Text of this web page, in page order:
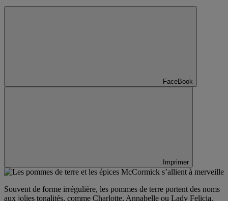
FaceBook
Imprimer
Souvent de forme irrégulière, les pommes de terre portent des noms
aux jolies tonalités, comme Charlotte, Annabelle ou Lady Felicia.